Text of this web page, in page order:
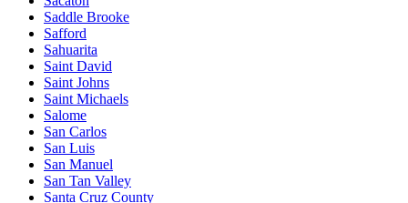
Saddle Brooke
Safford
Sahuarita
Saint David
Saint Johns
Saint Michaels
Salome
San Carlos
San Luis
San Manuel
San Tan Valley
Santa Cruz County